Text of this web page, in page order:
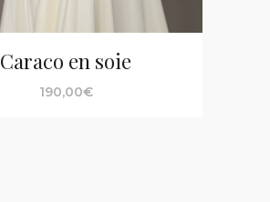
Caraco en soie
190,00€